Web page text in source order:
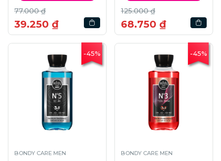
77.000 ₫
39.250 ₫
125.000 ₫
68.750 ₫
-45%
BONDY CARE MEN
-45%
BONDY CARE MEN